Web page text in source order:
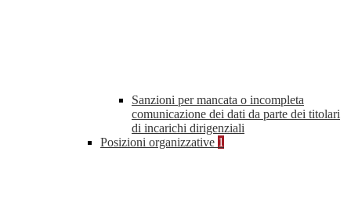
Sanzioni per mancata o incompleta
comunicazione dei dati da parte dei titolari
di incarichi dirigenziali
Posizioni organizzative 1